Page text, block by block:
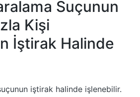
Suçunun
Kişi
İştirak Halinde
iştirak halinde işlenebilir.